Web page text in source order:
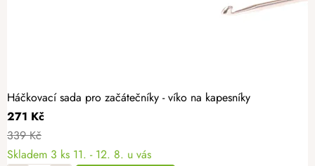
Háčkovací sada pro začátečníky - víko na kapesníky
271 Kč
339 Kč
Skladem 3 ks 11. - 12. 8. u vás